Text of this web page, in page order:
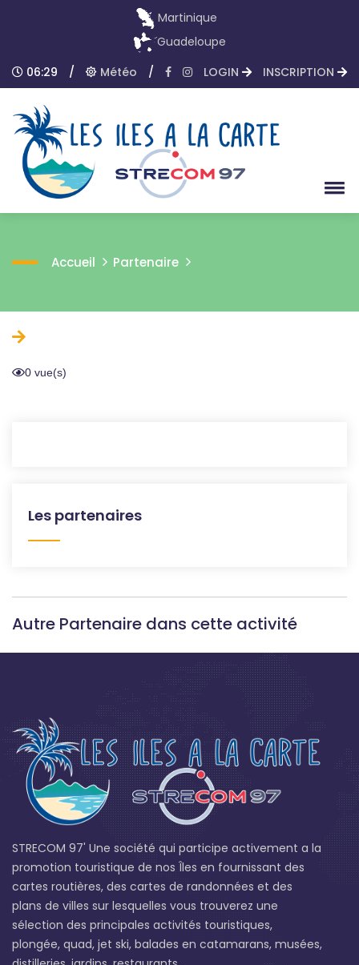
Martinique
Guadeloupe
06:29
/ Météo / LOGIN INSCRIPTION
Accueil Partenaire
0 vue(s)
Les partenaires
Autre Partenaire dans cette activité
STRECOM 97' Une société qui participe activement a la
promotion touristique de nos Îles en fournissant des
cartes routières, des cartes de randonnées et des
plans de villes sur lesquelles vous trouverez une
sélection des principales activités touristiques,
plongée, quad, jet ski, balades en catamarans, musées,